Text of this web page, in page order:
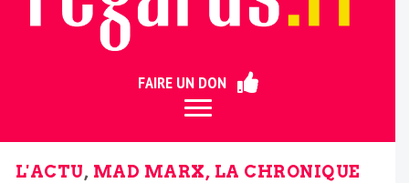
FAIRE UN DON
L'ACTU, MAD MARX, LA CHRONIQUE